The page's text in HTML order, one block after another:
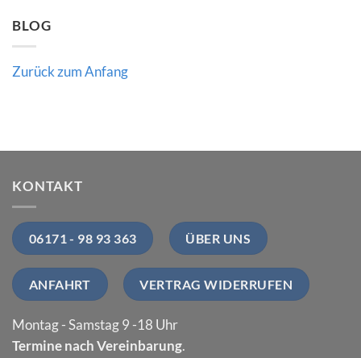
BLOG
Zurück zum Anfang
KONTAKT
06171 - 98 93 363 ÜBER UNS
ANFAHRT VERTRAG WIDERRUFEN
Montag - Samstag 9 -18 Uhr
Termine nach Vereinbarung.